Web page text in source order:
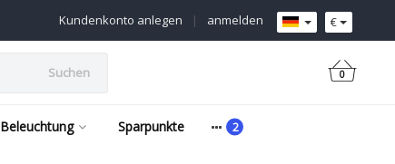
€
anmelden
|
Kundenkonto anlegen
Suchen 0
Beleuchtung Sparpunkte